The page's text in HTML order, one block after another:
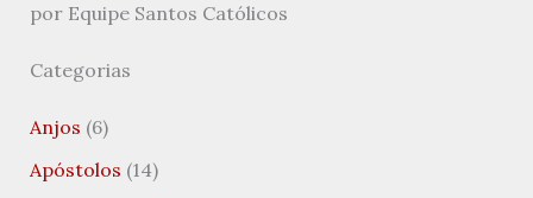
por Equipe Santos Católicos
Categorias
Anjos (6)
Apóstolos (14)